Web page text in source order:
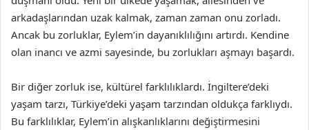
arkadaşlarından uzak kalmak, zaman zaman onu zorladı.
Ancak bu zorluklar, Eylem’in dayanıklılığını artırdı. Kendine
olan inancı ve azmi sayesinde, bu zorlukları aşmayı başardı.
Bir diğer zorluk ise, kültürel farklılıklardı. İngiltere’deki
yaşam tarzı, Türkiye’deki yaşam tarzından oldukça farklıydı.
Bu farklılıklar, Eylem’in alışkanlıklarını değiştirmesini